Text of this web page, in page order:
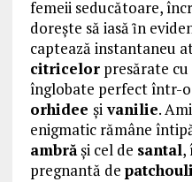
femeii seducătoare,
dorește să iasă ȋn
captează instantaneu
citricelorpresărate cu
înglobate perfect într-
orhidee șivanilie.
enigmatic rămâne
ambrăși cel de santal,
pregnantă de patchouli